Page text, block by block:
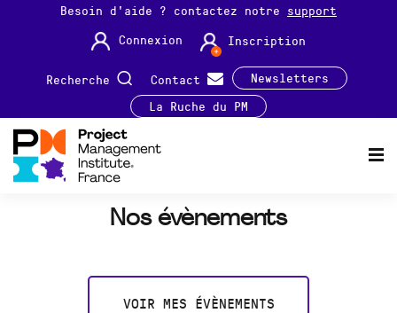
Besoin d'aide ? contactez notre support
Connexion
Inscription
Recherche Contact
Newsletters
La Ruche du PM
Nos évènements
VOIR MES ÉVÈNEMENTS